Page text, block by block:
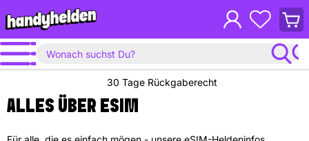
30 Tage Rückgaberecht
ALLES ÜBER ESIM